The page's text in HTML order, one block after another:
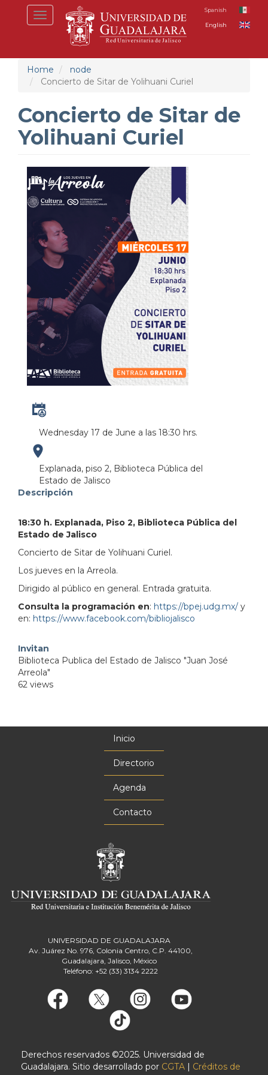
Toggle
navigation
Spanish
English
Home
node
Concierto de Sitar de Yolihuani Curiel
Concierto de Sitar de
Yolihuani Curiel
Wednesday 17 de June a las 18:30 hrs.
Explanada, piso 2, Biblioteca Pública del
Estado de Jalisco
Descripción
18:30 h. Explanada, Piso 2, Biblioteca Pública del
Estado de Jalisco
Concierto de Sitar de Yolihuani Curiel.
Los jueves en la Arreola.
Dirigido al público en general. Entrada gratuita.
Consulta la programación en: https://bpej.udg.mx/ y
en: https://www.facebook.com/bibliojalisco
Invitan
Biblioteca Publica del Estado de Jalisco "Juan José
Arreola"
62 views
Inicio
Directorio
Agenda
Contacto
UNIVERSIDAD DE GUADALAJARA
Av. Juárez No. 976, Colonia Centro, C.P. 44100,
Guadalajara, Jalisco, México
Teléfono: +52 (33) 3134 2222
Derechos reservados ©2025. Universidad de
Guadalajara. Sitio desarrollado por CGTA | Créditos de